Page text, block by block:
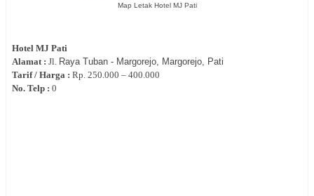
Map Letak Hotel MJ Pati
Hotel MJ Pati
Alamat : Jl. Raya Tuban - Margorejo, Margorejo, Pati
Tarif / Harga : Rp. 250.000 – 400.000
No. Telp : 0